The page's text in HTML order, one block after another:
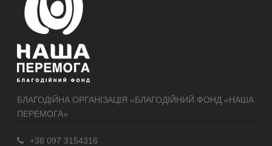
БЛАГОДІЙНА ОРГАНІЗАЦІЯ «БЛАГОДІЙНИЙ ФОНД «НАША
ПЕРЕМОГА»
+38 097 3154316